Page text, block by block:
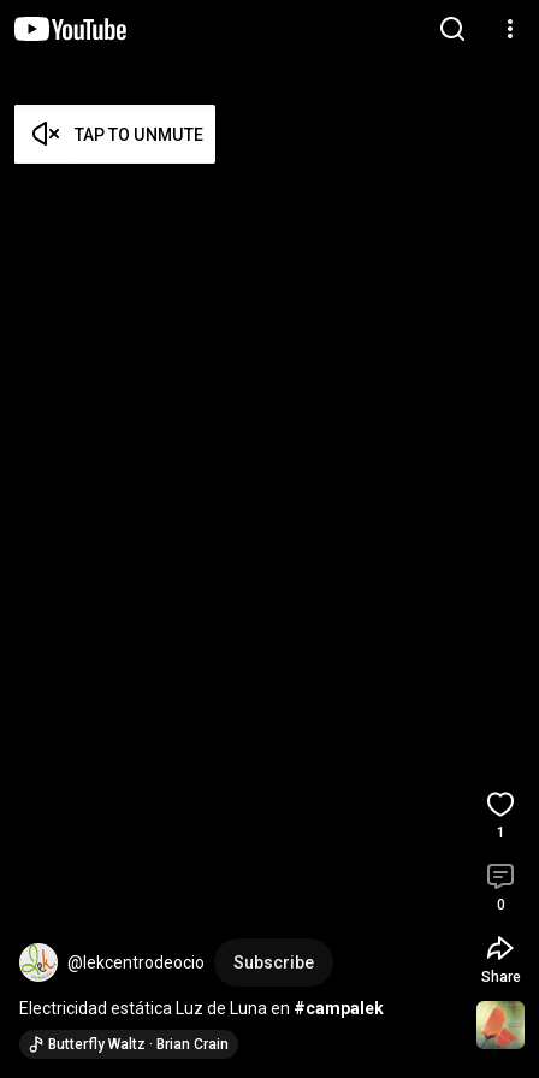
TAP TO UNMUTE
@lekcentrodeocio Subscribe
Electricidad estática Luz de Luna en #campalek
Butterfly Waltz · Brian Crain
1
0
Share